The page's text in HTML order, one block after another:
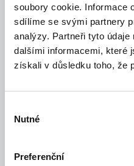
soubory cookie. Informace
sdílíme se svými partnery
analýzy. Partneři tyto údaje
dalšími informacemi, které
získali v důsledku toho, že
souhlasu
Nutné
Preferenční